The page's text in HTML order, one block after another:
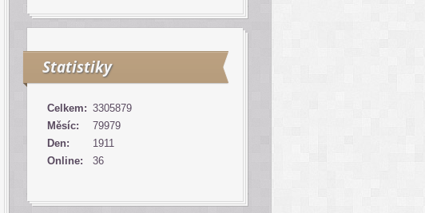
Statistiky
Online: 36
Celkem: 3305879
Měsíc:
79979
Den:
1911